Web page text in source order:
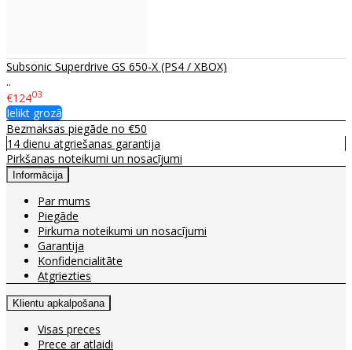
Subsonic Superdrive GS 650-X (PS4 / XBOX)
..
€12403
Ielikt grozā
Bezmaksas piegāde no €50
14 dienu atgriešanas garantija
Pirkšanas noteikumi un nosacījumi
Informācija
Par mums
Piegāde
Pirkuma noteikumi un nosacījumi
Garantija
Konfidencialitāte
Atgriezties
Klientu apkalpošana
Visas preces
Prece ar atlaidi